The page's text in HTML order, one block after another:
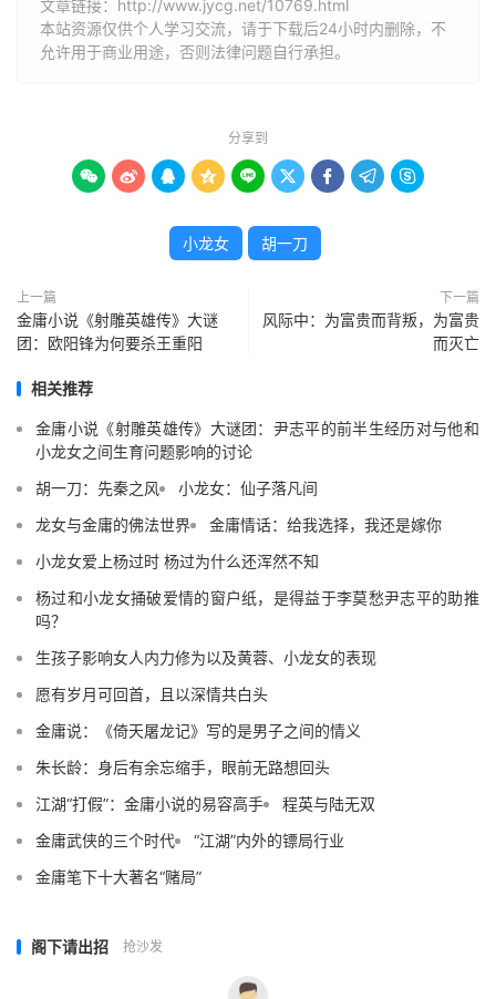
文章链接： http://www.jycg.net/10769.html
本站资源仅供个人学习交流，请于下载后24小时内删除，不
允许用于商业用途，否则法律问题自行承担。
分享到
        
小龙女 胡一刀
上一篇
金庸小说《射雕英雄传》大谜
团：欧阳锋为何要杀王重阳
下一篇
风际中：为富贵而背叛，为富贵
而灭亡
相关推荐
金庸小说《射雕英雄传》大谜团：尹志平的前半生经历对与他和
小龙女之间生育问题影响的讨论
胡一刀：先秦之风
小龙女：仙子落凡间
龙女与金庸的佛法世界
金庸情话：给我选择，我还是嫁你
小龙女爱上杨过时 杨过为什么还浑然不知
杨过和小龙女捅破爱情的窗户纸，是得益于李莫愁尹志平的助推
吗？
生孩子影响女人内力修为以及黄蓉、小龙女的表现
愿有岁月可回首，且以深情共白头
金庸说：《倚天屠龙记》写的是男子之间的情义
朱长龄：身后有余忘缩手，眼前无路想回头
江湖“打假”：金庸小说的易容高手
程英与陆无双
金庸武侠的三个时代
“江湖”内外的镖局行业
金庸笔下十大著名“赌局”
阁下请出招 抢沙发